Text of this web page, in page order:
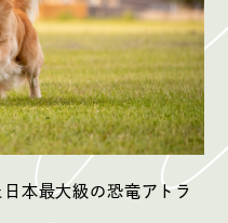
本最大級の恐竜アトラ